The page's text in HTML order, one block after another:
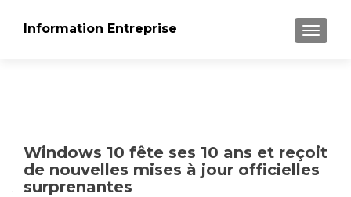
Information Entreprise
Windows 10 fête ses 10 ans et reçoit
de nouvelles mises à jour officielles
surprenantes